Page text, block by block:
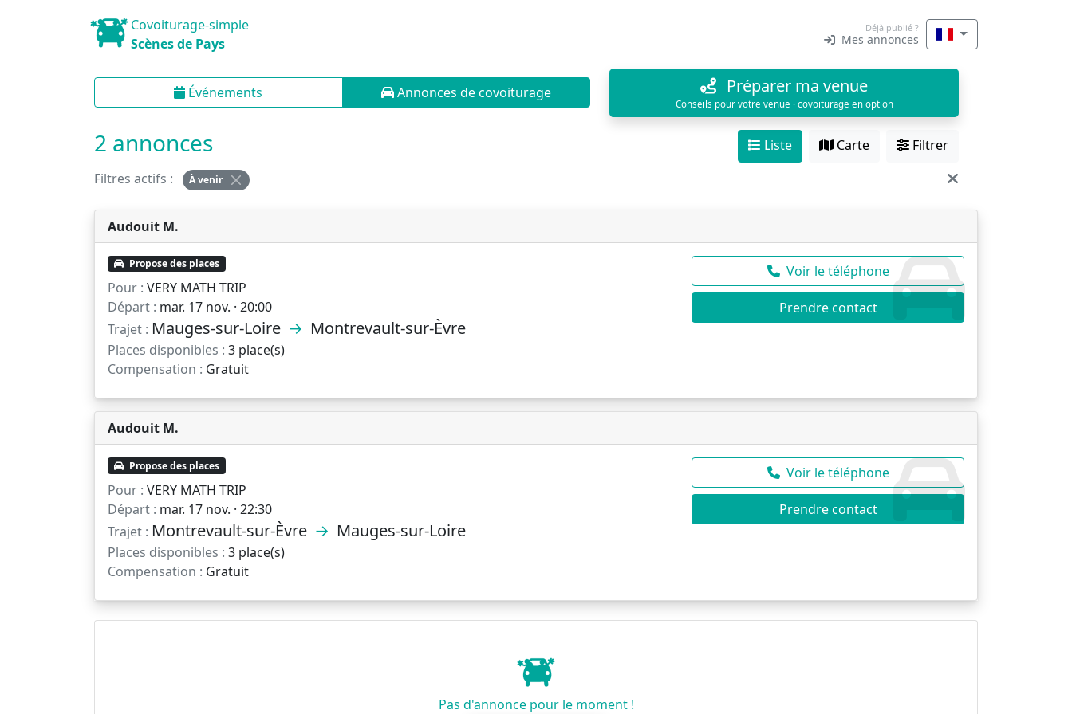
Covoiturage-simple
Scènes de Pays
Déjà publié ?
Mes annonces
Événements Annonces de covoiturage Préparer ma venue
Conseils pour votre venue · covoiturage en option
2 annonces Liste Carte
Filtrer
Filtres actifs :
À venir
Audouit M.
Propose des places
Pour : VERY MATH TRIP
Départ : mar. 17 nov. · 20:00
Trajet : Mauges-sur-Loire → Montrevault-sur-Èvre
Places disponibles : 3 place(s)
Compensation : Gratuit
Voir le téléphone
Prendre contact
Audouit M.
Propose des places
Pour : VERY MATH TRIP
Départ : mar. 17 nov. · 22:30
Trajet : Montrevault-sur-Èvre → Mauges-sur-Loire
Places disponibles : 3 place(s)
Compensation : Gratuit
Voir le téléphone
Prendre contact
Pas d'annonce pour le moment !